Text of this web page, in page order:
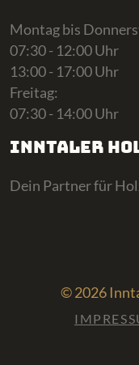
Montag bis
07:30 - 12:00 Uhr
13:00 - 17:00 Uhr
Freitag:
07:30 - 14:00 Uhr
Inntaler
Dein Partner für
© 2026